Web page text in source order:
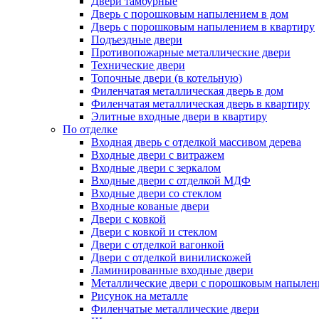
Дверь с порошковым напылением в дом
Дверь с порошковым напылением в квартиру
Подъездные двери
Противопожарные металлические двери
Технические двери
Топочные двери (в котельную)
Филенчатая металлическая дверь в дом
Филенчатая металлическая дверь в квартиру
Элитные входные двери в квартиру
По отделке
Входная дверь с отделкой массивом дерева
Входные двери с витражем
Входные двери с зеркалом
Входные двери с отделкой МДФ
Входные двери со стеклом
Входные кованые двери
Двери с ковкой
Двери с ковкой и стеклом
Двери с отделкой вагонкой
Двери с отделкой винилискожей
Ламинированные входные двери
Металлические двери с порошковым
Рисунок на металле
Филенчатые металлические двери